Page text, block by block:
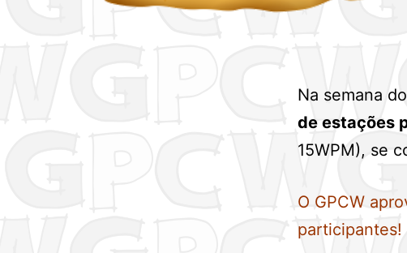
Na semana
de estações
15WPM), se
O GPCW
participantes!